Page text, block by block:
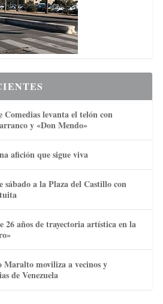
Comedias levanta el telón con
y «Don Mendo»
afición que sigue viva
sábado a la Plaza del Castillo con
26 años de trayectoria artística en la
moviliza a vecinos y
de Venezuela